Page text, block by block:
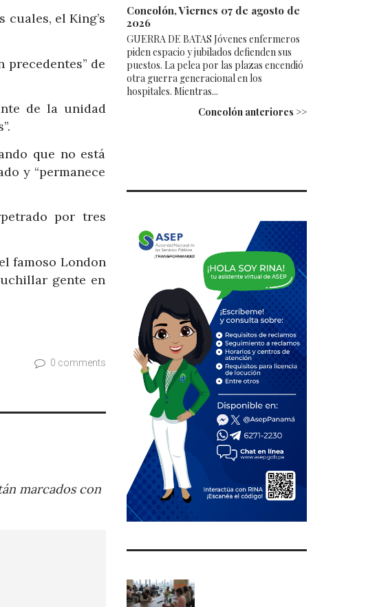
el King’s
de
de la unidad
que no está
y “permanece
por tres
famoso London
gente en
0 comments
marcados con
Concolón, Viernes 07 de agosto de
2026
GUERRA DE BATAS Jóvenes enfermeros
piden espacio y jubilados defienden sus
puestos. La pelea por las plazas encendió
otra guerra generacional en los
hospitales. Mientras...
Concolón anteriores >>